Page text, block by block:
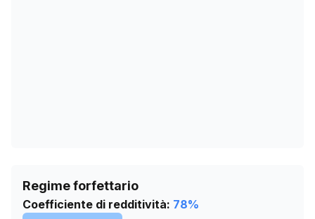
Regime forfettario
Coefficiente di redditività: 78%